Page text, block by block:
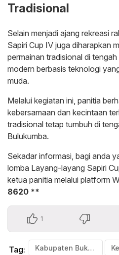
Tradisional
Selain menjadi ajang rekreasi
Sapiri Cup IV juga diharapkan
permainan tradisional di
modern berbasis teknologi
muda.
Melalui kegiatan ini, panitia
kebersamaan dan kecintaan
tradisional tetap tumbuh di
Bulukumba.
Sekadar informasi, bagi anda
lomba Layang-layang Sapiri
ketua panitia melalui platform
8620 **
1
Tag: Kabupaten Bukulumba